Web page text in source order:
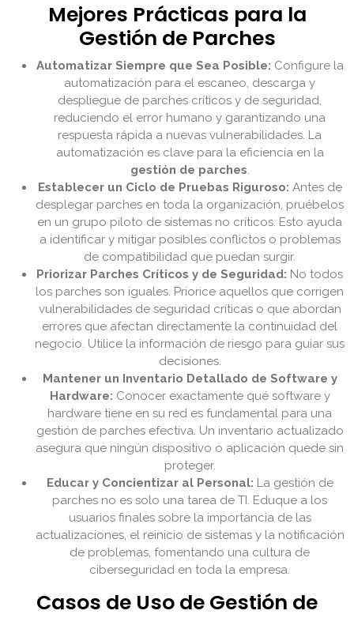
Mejores Prácticas para la
Gestión de Parches
Automatizar Siempre que Sea Posible: Configure la
automatización para el escaneo, descarga y
despliegue de parches críticos y de seguridad,
reduciendo el error humano y garantizando una
respuesta rápida a nuevas vulnerabilidades. La
automatización es clave para la eficiencia en la
gestión de parches.
Establecer un Ciclo de Pruebas Riguroso: Antes de
desplegar parches en toda la organización, pruébelos
en un grupo piloto de sistemas no críticos. Esto ayuda
a identificar y mitigar posibles conflictos o problemas
de compatibilidad que puedan surgir.
Priorizar Parches Críticos y de Seguridad: No todos
los parches son iguales. Priorice aquellos que corrigen
vulnerabilidades de seguridad críticas o que abordan
errores que afectan directamente la continuidad del
negocio. Utilice la información de riesgo para guiar sus
decisiones.
Mantener un Inventario Detallado de Software y
Hardware: Conocer exactamente qué software y
hardware tiene en su red es fundamental para una
gestión de parches efectiva. Un inventario actualizado
asegura que ningún dispositivo o aplicación quede sin
proteger.
Educar y Concientizar al Personal: La gestión de
parches no es solo una tarea de TI. Eduque a los
usuarios finales sobre la importancia de las
actualizaciones, el reinicio de sistemas y la notificación
de problemas, fomentando una cultura de
ciberseguridad en toda la empresa.
Casos de Uso de Gestión de